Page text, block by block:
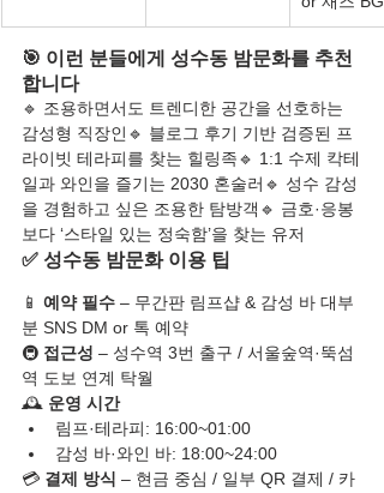
🎯 이런 분들에게 성수동 밤문화를 추천
합니다
🔹 조용하면서도 트렌디한 공간을 선호하는
감성형 직장인🔹 블로그 후기 기반 검증된 프
라이빗 테라피를 찾는 힐링족🔹 1:1 수제 칵테
일과 와인을 즐기는 2030 혼술러🔹 성수 감성
을 경험하고 싶은 조용한 탐방객🔹 금호·응봉
보다 ‘스타일 있는 정숙함’을 찾는 유저
✅ 성수동 밤문화 이용 팁
📱 예약 필수 – 무간판 림프샵 & 감성 바 대부
분 SNS DM or 톡 예약
🚇 접근성 – 성수역 3번 출구 / 서울숲역·뚝섬
역 도보 연계 탁월
🕰️ 운영 시간
림프·테라피: 16:00~01:00
감성 바·와인 바: 18:00~24:00
💳 결제 방식 – 현금 중심 / 일부 QR 결제 / 카